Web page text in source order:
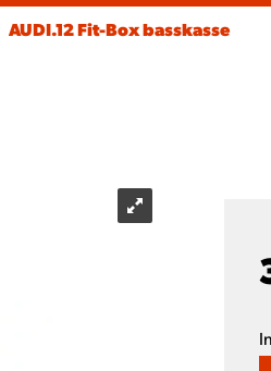
AUDI.12 Fit-Box basskasse